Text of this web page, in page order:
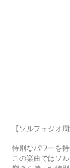
【ソルフェジオ
特別なパワーを
この楽曲ではソ